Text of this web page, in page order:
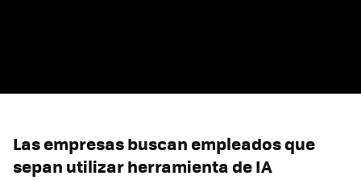
Las empresas buscan empleados que
sepan utilizar herramienta de IA